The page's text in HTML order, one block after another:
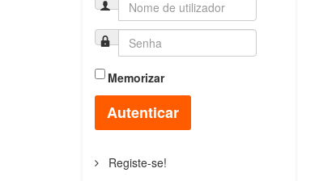
Memorizar
Autenticar
Registe-se!